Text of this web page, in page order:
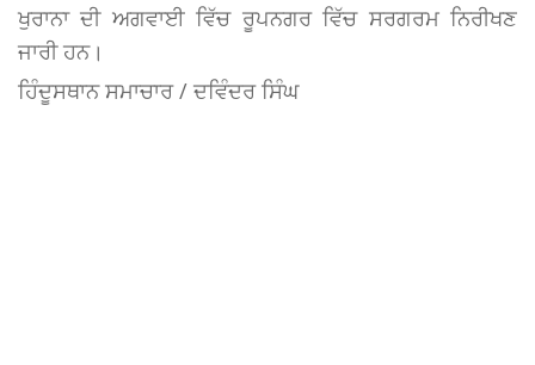
ਖੁਰਾਨਾ ਦੀ ਅਗਵਾਈ ਵਿੱਚ ਰੂਪਨਗਰ ਵਿੱਚ ਸਰਗਰਮ ਨਿਰੀਖਣ
ਜਾਰੀ ਹਨ।
ਹਿੰਦੂਸਥਾਨ ਸਮਾਚਾਰ / ਦਵਿੰਦਰ ਸਿੰਘ